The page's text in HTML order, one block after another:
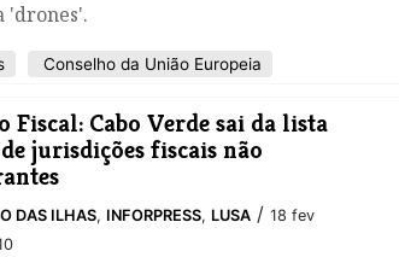
'drones'.
Conselho da União Europeia
Fiscal: Cabo Verde sai da lista
jurisdições fiscais não
DAS ILHAS, INFORPRESS, LUSA / 18 fev